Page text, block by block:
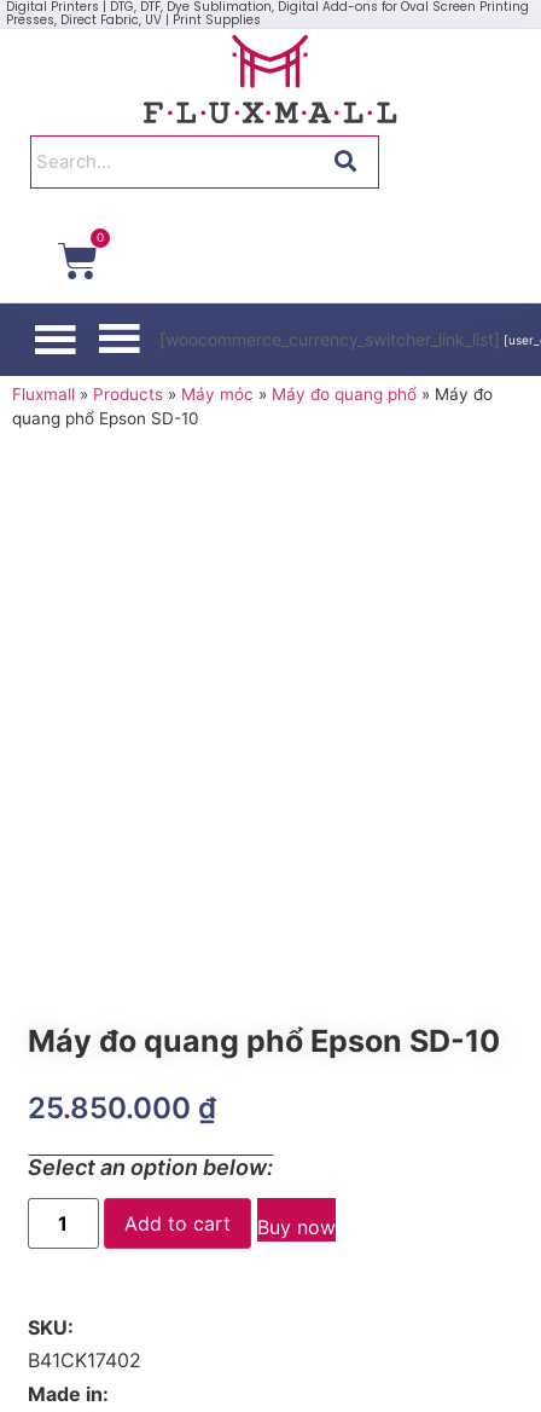
Digital Printers | DTG, DTF, Dye Sublimation, Digital Add-ons for Oval Screen Printing
Presses, Direct Fabric, UV | Print Supplies
0
[woocommerce_currency_switcher_link_list]
Fluxmall » Products » Máy móc » Máy đo quang phổ » Máy đo
quang phổ Epson SD-10
Máy đo quang phổ Epson SD-10
25.850.000 ₫
Select an option below:
Add to cart Buy now
SKU:
B41CK17402
Made in: